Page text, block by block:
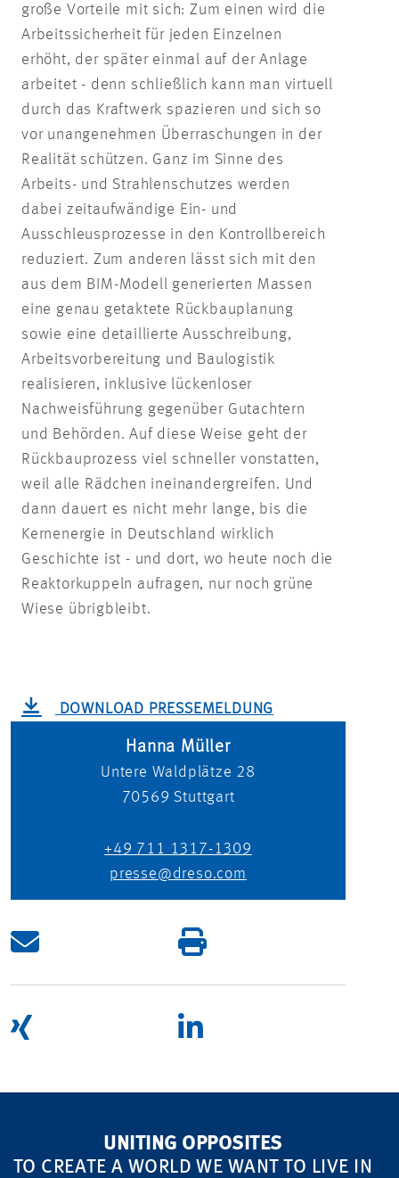
große Vorteile mit sich: Zum einen wird die
Arbeitssicherheit für jeden Einzelnen
erhöht, der später einmal auf der Anlage
arbeitet - denn schließlich kann man virtuell
durch das Kraftwerk spazieren und sich so
vor unangenehmen Überraschungen in der
Realität schützen. Ganz im Sinne des
Arbeits- und Strahlenschutzes werden
dabei zeitaufwändige Ein- und
Ausschleusprozesse in den Kontrollbereich
reduziert. Zum anderen lässt sich mit den
aus dem BIM-Modell generierten Massen
eine genau getaktete Rückbauplanung
sowie eine detaillierte Ausschreibung,
Arbeitsvorbereitung und Baulogistik
realisieren, inklusive lückenloser
Nachweisführung gegenüber Gutachtern
und Behörden. Auf diese Weise geht der
Rückbauprozess viel schneller vonstatten,
weil alle Rädchen ineinandergreifen. Und
dann dauert es nicht mehr lange, bis die
Kernenergie in Deutschland wirklich
Geschichte ist - und dort, wo heute noch die
Reaktorkuppeln aufragen, nur noch grüne
Wiese übrigbleibt.
DOWNLOAD PRESSEMELDUNG
Hanna Müller
Untere Waldplätze 28
70569 Stuttgart
+49 711 1317-1309
presse@dreso.com
UNITING OPPOSITES
TO CREATE A WORLD WE WANT TO LIVE IN